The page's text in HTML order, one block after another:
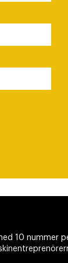
10 nummer